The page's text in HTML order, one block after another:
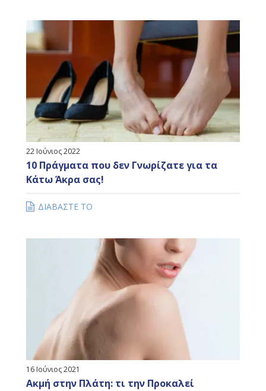
22 Ιούνιος 2022
10 Πράγματα που δεν Γνωρίζατε για τα
Κάτω Άκρα σας!
ΔΙΑΒΑΣΤΕ ΤΟ
16 Ιούνιος 2021
Ακμή στην Πλάτη: τι την Προκαλεί